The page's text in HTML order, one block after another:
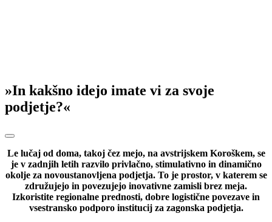
»In kakšno idejo imate vi za svoje
podjetje?«
Le lučaj od doma, takoj čez mejo, na avstrijskem Koroškem, se
je v zadnjih letih razvilo privlačno, stimulativno in dinamično
okolje za novoustanovljena podjetja. To je prostor, v katerem se
združujejo in povezujejo inovativne zamisli brez meja.
Izkoristite regionalne prednosti, dobre logistične povezave in
vsestransko podporo institucij za zagonska podjetja.